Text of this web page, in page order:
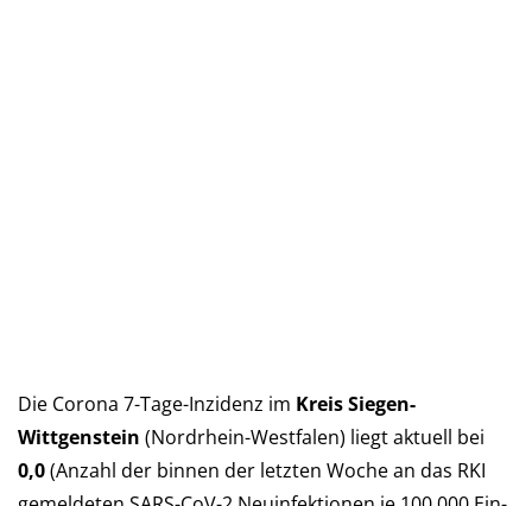
Die Corona 7-Tage-Inzidenz im Kreis Siegen-
Wittgenstein (Nord­rhein-West­falen) liegt aktu­ell bei
0,0(An­zahl der bin­nen der letz­ten Woche an das RKI